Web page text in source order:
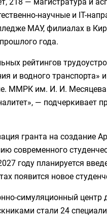
научные и IT-
МАУ, филиалах в
года.
рейтингов
и водного транспорта»
ММРК им. И. И.
— подчеркивает
гранта на создание
современного
году планируется
появится новое
симуляционный центр
стали 24